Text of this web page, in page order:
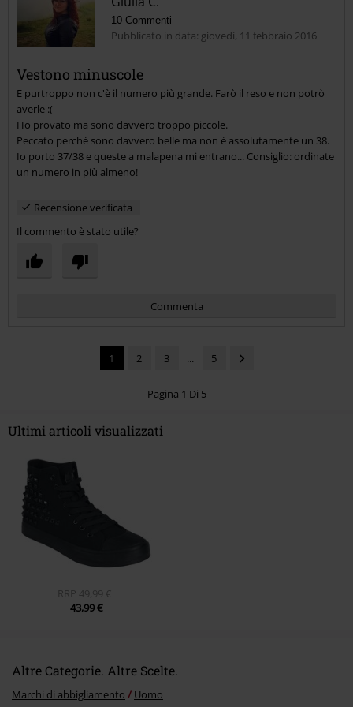
Invia un commento
10 Commenti
Pubblicato in data: giovedì, 11 febbraio 2016
Vestono minuscole
E purtroppo non c'è il numero più grande. Farò il reso e non potrò
averle :(
Ho provato ma sono davvero troppo piccole.
Peccato perché sono davvero belle ma non è assolutamente un 38.
Io porto 37/38 e queste a malapena mi entrano... Consiglio: ordinate
un numero in più almeno!
Recensione verificata
Il commento è stato utile?
Commenta
Invia un commento
1 2 3 ... 5
Pagina 1 Di 5
Ultimi articoli visualizzati
RRP 49,99 €
43,99 €
Altre Categorie. Altre Scelte.
Marchi di abbigliamento Uomo